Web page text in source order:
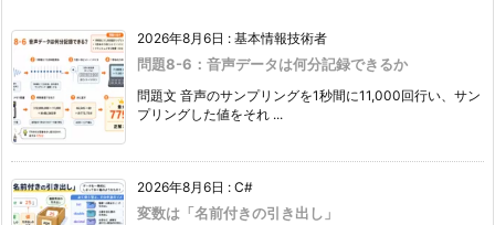
2026年8月6日 : 基本情報技術者
問題8-6：音声データは何分記録できるか
問題文 音声のサンプリングを1秒間に11,000回行い、サン
プリングした値をそれ ...
2026年8月6日 : C#
変数は「名前付きの引き出し」